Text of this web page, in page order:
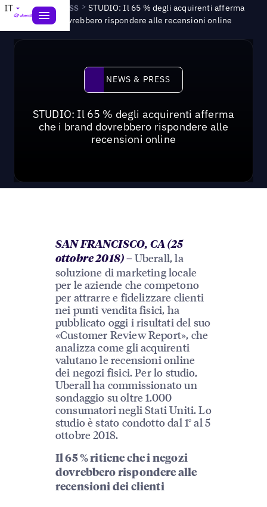
IT News & Press >STUDIO: Il 65 % degli acquirenti afferma
che i brand dovrebbero rispondere alle recensioni online
News & Press
NEWS & PRESS
STUDIO: Il 65 % degli acquirenti afferma
che i brand dovrebbero rispondere alle
recensioni online
SAN FRANCISCO, CA (25
ottobre 2018) – Uberall, la
soluzione di marketing locale
per le aziende che competono
per attrarre e fidelizzare clienti
nei punti vendita fisici, ha
pubblicato oggi i risultati del suo
«Customer Review Report», che
analizza come gli acquirenti
valutano le recensioni online
dei negozi fisici. Per lo studio,
Uberall ha commissionato un
sondaggio su oltre 1.000
consumatori negli Stati Uniti. Lo
studio è stato condotto dal 1° al 5
ottobre 2018.
Il 65 % ritiene che i negozi
dovrebbero rispondere alle
recensioni dei clienti